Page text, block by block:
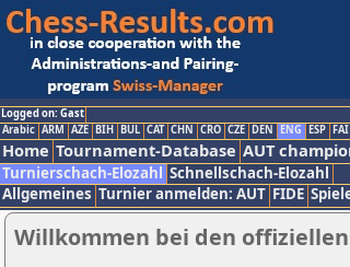
Logged on: Gast
Arabic ARM AZE BIH BUL CAT CHN CRO CZE DEN ENG ESP FAI
Home Tournament-Database AUT
Turnierschach-Elozahl Schnellschach-Elozahl
Allgemeines Turnier anmelden: AUT FIDE
Willkommen bei den offiziellen